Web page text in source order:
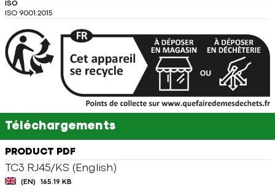
ISO
ISO 9001:2015
Téléchargements
PRODUCT PDF
TC3 RJ45/KS (English)
(EN) 165.19 KB